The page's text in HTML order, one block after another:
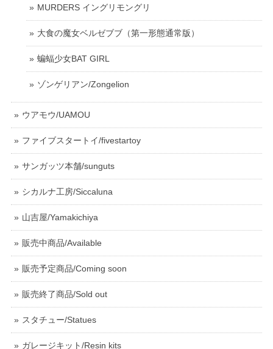
MURDERS イングリモングリ
大食の魔女ベルゼブブ（第一形態通常版）
蝙蝠少女BAT GIRL
ゾンゲリアン/Zongelion
ウアモウ/UAMOU
ファイブスタートイ/fivestartoy
サンガッツ本舗/sunguts
シカルナ工房/Siccaluna
山吉屋/Yamakichiya
販売中商品/Available
販売予定商品/Coming soon
販売終了商品/Sold out
スタチュー/Statues
ガレージキット/Resin kits